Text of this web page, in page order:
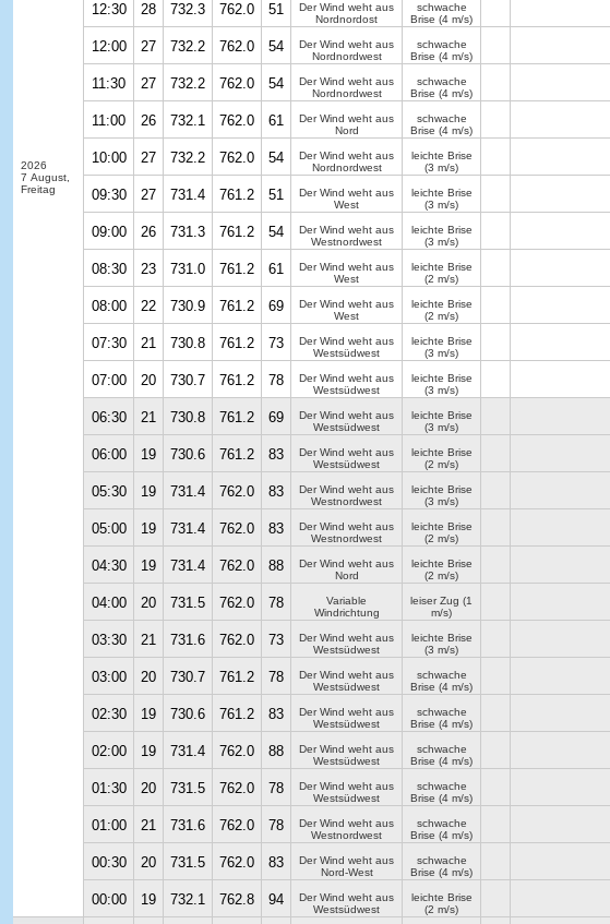
2026
7 August,
Freitag
12:30 28 732.3 762.0 51
Der Wind weht aus
Nordnordost
schwache
Brise (4 m/s)
12:00 27 732.2 762.0 54
Der Wind weht aus
Nordnordwest
schwache
Brise (4 m/s)
11:30 27 732.2 762.0 54
Der Wind weht aus
Nordnordwest
schwache
Brise (4 m/s)
11:00 26 732.1 762.0 61
Der Wind weht aus
Nord
schwache
Brise (4 m/s)
10:00 27 732.2 762.0 54
Der Wind weht aus
Nordnordwest
leichte Brise
(3 m/s)
09:30 27 731.4 761.2 51
Der Wind weht aus
West
leichte Brise
(3 m/s)
09:00 26 731.3 761.2 54
Der Wind weht aus
Westnordwest
leichte Brise
(3 m/s)
08:30 23 731.0 761.2 61
Der Wind weht aus
West
leichte Brise
(2 m/s)
08:00 22 730.9 761.2 69
Der Wind weht aus
West
leichte Brise
(2 m/s)
07:30 21 730.8 761.2 73
Der Wind weht aus
Westsüdwest
leichte Brise
(3 m/s)
07:00 20 730.7 761.2 78
Der Wind weht aus
Westsüdwest
leichte Brise
(3 m/s)
06:30 21 730.8 761.2 69
Der Wind weht aus
Westsüdwest
leichte Brise
(3 m/s)
06:00 19 730.6 761.2 83
Der Wind weht aus
Westsüdwest
leichte Brise
(2 m/s)
05:30 19 731.4 762.0 83
Der Wind weht aus
Westnordwest
leichte Brise
(3 m/s)
05:00 19 731.4 762.0 83
Der Wind weht aus
Westnordwest
leichte Brise
(2 m/s)
04:30 19 731.4 762.0 88
Der Wind weht aus
Nord
leichte Brise
(2 m/s)
04:00 20 731.5 762.0 78
Variable
Windrichtung
leiser Zug (1
m/s)
03:30 21 731.6 762.0 73
Der Wind weht aus
Westsüdwest
leichte Brise
(3 m/s)
03:00 20 730.7 761.2 78
Der Wind weht aus
Westsüdwest
schwache
Brise (4 m/s)
02:30 19 730.6 761.2 83
Der Wind weht aus
Westsüdwest
schwache
Brise (4 m/s)
02:00 19 731.4 762.0 88
Der Wind weht aus
Westsüdwest
schwache
Brise (4 m/s)
01:30 20 731.5 762.0 78
Der Wind weht aus
Westsüdwest
schwache
Brise (4 m/s)
01:00 21 731.6 762.0 78
Der Wind weht aus
Westnordwest
schwache
Brise (4 m/s)
00:30 20 731.5 762.0 83
Der Wind weht aus
Nord-West
schwache
Brise (4 m/s)
00:00 19 732.1 762.8 94
Der Wind weht aus
Westsüdwest
leichte Brise
(2 m/s)